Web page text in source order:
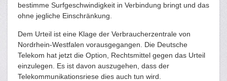
bestimme Surfgeschwindigkeit in Verbindung bringt und das
ohne jegliche Einschränkung.
Dem Urteil ist eine Klage der Verbraucherzentrale von
Nordrhein-Westfalen vorausgegangen. Die Deutsche
Telekom hat jetzt die Option, Rechtsmittel gegen das Urteil
einzulegen. Es ist davon auszugehen, dass der
Telekommunikationsriese dies auch tun wird.